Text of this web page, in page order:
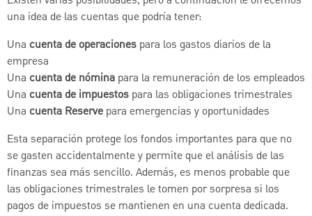
una idea de las cuentas que podría tener:
Una cuenta de operaciones para los gastos diarios de la
empresa
Una cuenta de nómina para la remuneración de los empleados
Una cuenta de impuestos para las obligaciones trimestrales
Una cuenta Reserve para emergencias y oportunidades
Esta separación protege los fondos importantes para que no
se gasten accidentalmente y permite que el análisis de las
finanzas sea más sencillo. Además, es menos probable que
las obligaciones trimestrales le tomen por sorpresa si los
pagos de impuestos se mantienen en una cuenta dedicada.